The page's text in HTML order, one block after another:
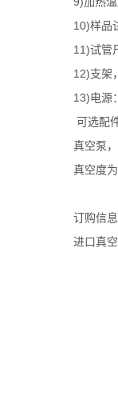
10)样品
11)试管
12)支架
13)电源
可选配
真空泵
真空度为
订购信
进口真